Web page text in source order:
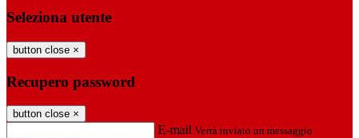
Seleziona utente
button close ×
Recupero password
button close ×
E-mail Verrà inviato un messaggio